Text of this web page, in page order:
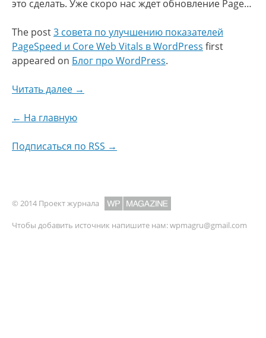
это сделать. Уже скоро нас ждет обновление Page…
The post3 совета по улучшению показателей
PageSpeed и Core Web Vitals в WordPress first
appeared on Блог про WordPress.
Читать далее →
← На главную
Подписаться по RSS →
© 2014 Проект журнала
Чтобы добавить источник напишите нам:wpmagru@gmail.com